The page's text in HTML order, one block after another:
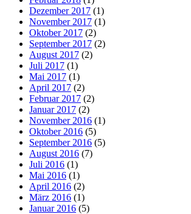
Dezember 2017 (1)
November 2017 (1)
Oktober 2017 (2)
September 2017 (2)
August 2017 (2)
Juli 2017 (1)
Mai 2017 (1)
April 2017 (2)
Februar 2017 (2)
Januar 2017 (2)
November 2016 (1)
Oktober 2016 (5)
September 2016 (5)
August 2016 (7)
Juli 2016 (1)
Mai 2016 (1)
April 2016 (2)
März 2016 (1)
Januar 2016 (5)